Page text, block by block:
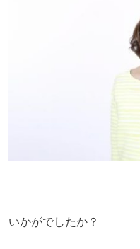
いかがでしたか？